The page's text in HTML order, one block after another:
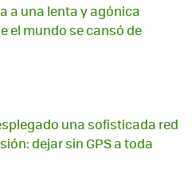
a una lenta y agónica
el mundo se cansó de
una sofisticada red
dejar sin GPS a toda